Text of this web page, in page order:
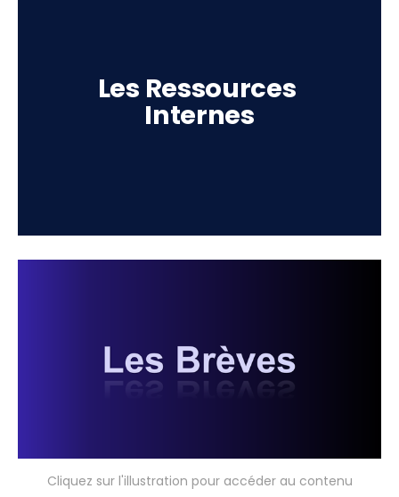
Les Ressources
Internes
Cliquez sur l'illustration pour accéder au contenu